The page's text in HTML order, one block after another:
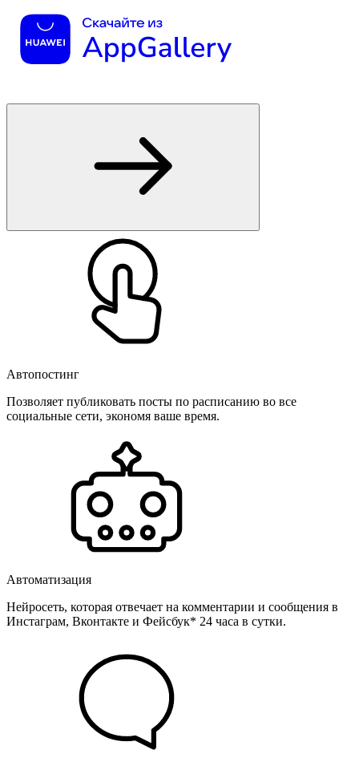
Автопостинг
Позволяет публиковать посты по расписанию во все
социальные сети, экономя ваше время.
Автоматизация
Нейросеть, которая отвечает на комментарии и сообщения в
Инстаграм, Вконтакте и Фейсбук* 24 часа в сутки.